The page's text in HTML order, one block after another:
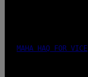
MAHA HAQ FOR VICE